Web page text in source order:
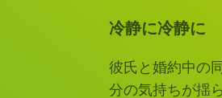
冷静に冷静に
彼氏と婚約中の
分の気持ちが揺